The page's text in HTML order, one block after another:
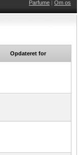
Parfume | Om os
Opdateret for